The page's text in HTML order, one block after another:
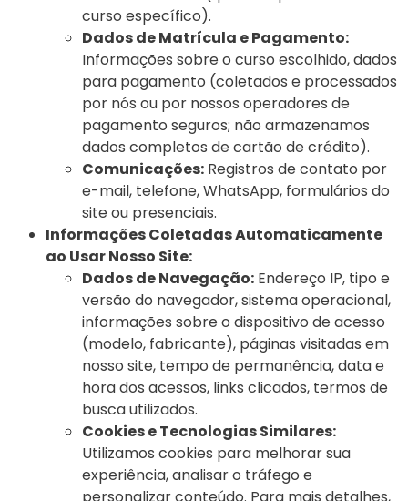
curso específico).
Dados de Matrícula e Pagamento:
Informações sobre o curso escolhido, dados
para pagamento (coletados e processados
por nós ou por nossos operadores de
pagamento seguros; não armazenamos
dados completos de cartão de crédito).
Comunicações: Registros de contato por
e-mail, telefone, WhatsApp, formulários do
site ou presenciais.
Informações Coletadas Automaticamente
ao Usar Nosso Site:
Dados de Navegação: Endereço IP, tipo e
versão do navegador, sistema operacional,
informações sobre o dispositivo de acesso
(modelo, fabricante), páginas visitadas em
nosso site, tempo de permanência, data e
hora dos acessos, links clicados, termos de
busca utilizados.
Cookies e Tecnologias Similares:
Utilizamos cookies para melhorar sua
experiência, analisar o tráfego e